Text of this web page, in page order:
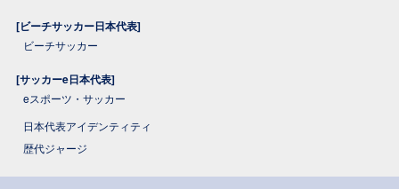
[ビーチサッカー日本代表]
ビーチサッカー
[サッカーe日本代表]
eスポーツ・サッカー
日本代表アイデンティティ
歴代ジャージ